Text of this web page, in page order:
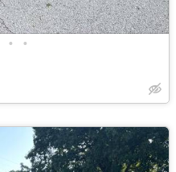
• •